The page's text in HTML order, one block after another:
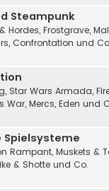
Steampunk
Hordes, Frostgrave,
Confrontation und
Star Wars Armada,
War, Mercs, Eden und
Spielsysteme
Rampant, Muskets &
& Shotte und Co.